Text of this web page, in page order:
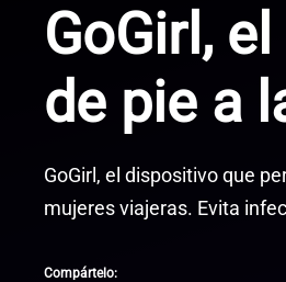
GoGirl,
de pie a
GoGirl, el dispositivo que
mujeres viajeras. Evita
Compártelo: